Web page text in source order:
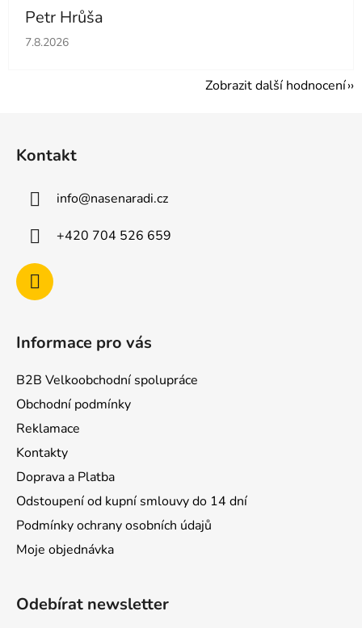
Petr Hrůša
Hodnocení obchodu je 5 z 5 hvězdiček.
7.8.2026
Zobrazit další hodnocení
Kontakt
info@nasenaradi.cz
+420 704 526 659
Informace pro vás
B2B Velkoobchodní spolupráce
Obchodní podmínky
Reklamace
Kontakty
Doprava a Platba
Odstoupení od kupní smlouvy do 14 dní
Podmínky ochrany osobních údajů
Moje objednávka
Odebírat newsletter